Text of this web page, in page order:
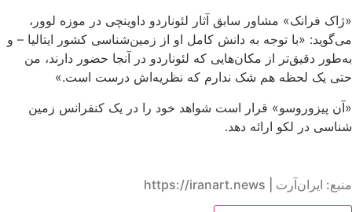
«ژاک فرانک» مشاور سابق آثار لئوناردو داوینچی در موزه لوور،
می‌گوید: «با توجه به دانش کامل او از زمین‌شناسی کشور ایتالیا – و
به‌طور دقیق‌تر از مکان‌هایی که لئوناردو در آنجا حضور دارند، من
حتی یک لحظه هم شک ندارم که نظریه‌اش درست است.»
«آن پیزوروسو» قرار است شواهد خود را در یک کنفرانس زمین
شناسی در لکو ارائه دهد.
منبع: ایران‌آرت | https://iranart.news